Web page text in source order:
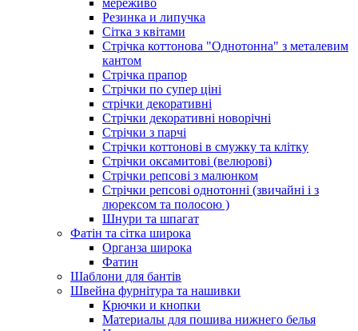
мереживо
Резинка и липучка
Сітка з квітами
Стрічка коттонова "Однотонна" з металевим
кантом
Стрічка прапор
Стрічки по супер ціні
стрічки декоративні
Стрічки декоративні новорічні
Стрічки з парчі
Стрічки коттонові в смужку та клітку
Стрічки оксамитові (велюрові)
Стрічки репсові з малюнком
Стрічки репсові однотонні (звичайні і з
люрексом та полосою )
Шнури та шпагат
Фатін та сітка широка
Органза широка
Фатин
Шаблони для бантів
Швейна фурнітура та нашивки
Крючки и кнопки
Материалы для пошива нижнего белья